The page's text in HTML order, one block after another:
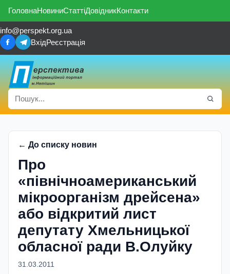
ГоловнаНовиниСтаттіДовідникКонтакти
info@perspekt.org.ua
ВхідРеєстрація
← До списку новин
Про
«північноамериканський
мікроорганізм дрейсена»
або відкритий лист
депутату Хмельницької
обласної ради В.Олуйку
31.03.2011